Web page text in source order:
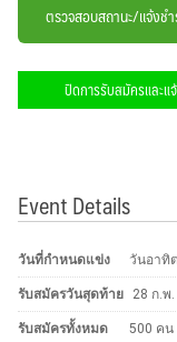
ตรวจสอบสถานะ/แจ้งชำ
ปิดการรับสมัครและแ
Event Details
วันที่กำหนดแข่ง วันอาทิ
รับสมัครวันสุดท้าย 28 ก.พ
รับสมัครทั้งหมด 500 คน